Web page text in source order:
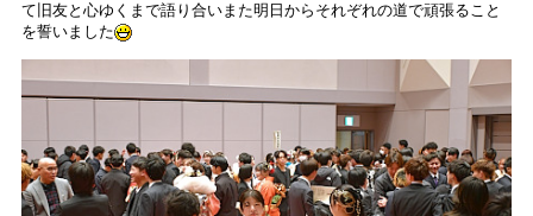
て旧友と心ゆくまで語り合いまた明日からそれぞれの道で頑張ること
を誓いました